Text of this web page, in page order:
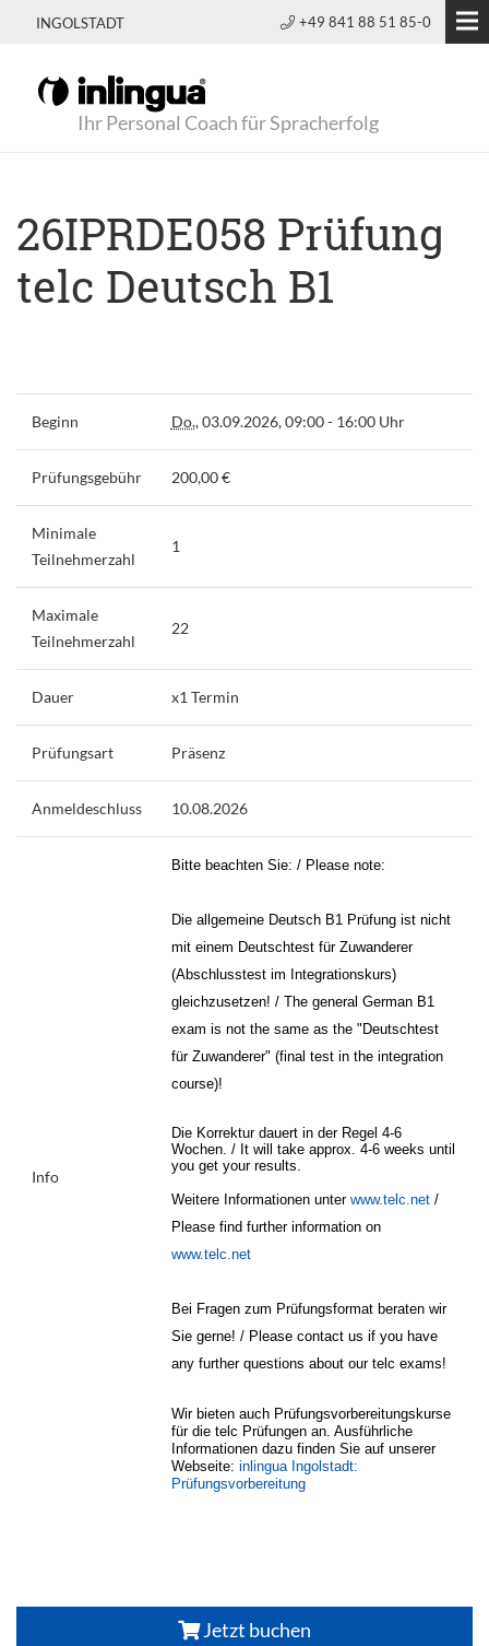
INGOLSTADT +49 841 88 51 85-0
Ihr Personal Coach für Spracherfolg
26IPRDE058 Prüfung
telc Deutsch B1
Beginn Do., 03.09.2026, 09:00 - 16:00 Uhr
Prüfungsgebühr 200,00 €
Minimale
Teilnehmerzahl
1
Maximale
Teilnehmerzahl
22
Dauer x1 Termin
Prüfungsart Präsenz
Anmeldeschluss 10.08.2026
Info
Bitte beachten Sie: / Please note:
Die allgemeine Deutsch B1 Prüfung ist nicht
mit einem Deutschtest für Zuwanderer
(Abschlusstest im Integrationskurs)
gleichzusetzen! / The general German B1
exam is not the same as the "Deutschtest
für Zuwanderer" (final test in the integration
course)!
Die Korrektur dauert in der Regel 4-6
Wochen. / It will take approx. 4-6 weeks until
you get your results.
Weitere Informationen unter www.telc.net/
Please find further information on
www.telc.net
Bei Fragen zum Prüfungsformat beraten wir
Sie gerne! / Please contact us if you have
any further questions about our telc exams!
Wir bieten auch Prüfungsvorbereitungskurse
für die telc Prüfungen an. Ausführliche
Informationen dazu finden Sie auf unserer
Webseite: inlingua Ingolstadt:
Prüfungsvorbereitung
Jetzt buchen